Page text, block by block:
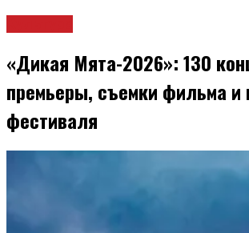
«Дикая Мята-2026»: 130
премьеры, съемки фильма и
фестиваля